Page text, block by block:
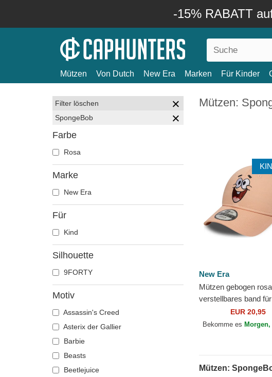
-15% RABATT
Mützen Von Dutch New Era Marken Für Kinder
Filter löschen
SpongeBob
Farbe
Rosa
Marke
New Era
Für
Kind
Silhouette
9FORTY
Motiv
Assassin's Creed
Asterix der Gallier
Barbie
Beasts
Beetlejuice
Mützen:
New Era
Mützen gebogen rosa
verstellbares band
9FORTY Face der
Estrella Bob
EUR 20,95
Bekomme es
Mützen: